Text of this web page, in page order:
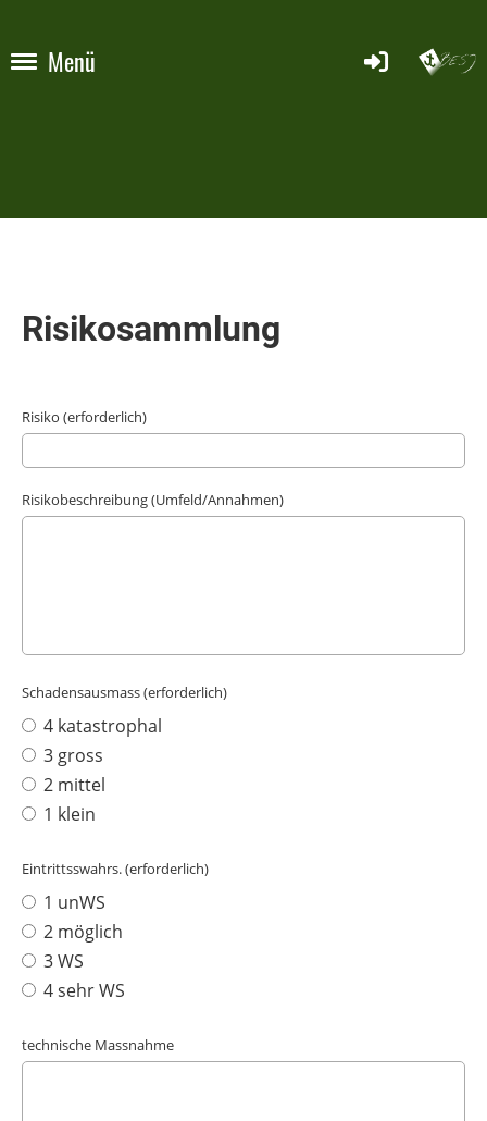
Menü
Risikosammlung
Risiko (erforderlich)
Risikobeschreibung (Umfeld/Annahmen)
Schadensausmass (erforderlich)
4 katastrophal
3 gross
2 mittel
1 klein
Eintrittsswahrs. (erforderlich)
1 unWS
2 möglich
3 WS
4 sehr WS
technische Massnahme